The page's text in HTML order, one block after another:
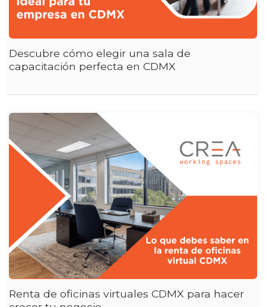
Descubre cómo elegir una sala de
capacitación perfecta en CDMX
Renta de oficinas virtuales CDMX para hacer